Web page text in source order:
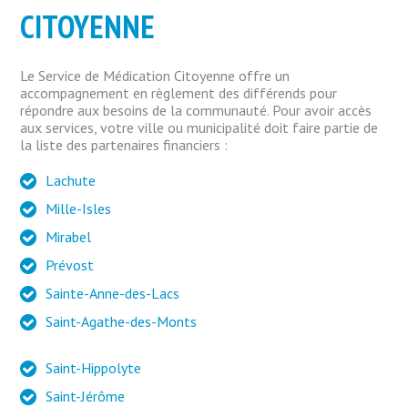
CITOYENNE
Le Service de Médication Citoyenne offre un
accompagnement en règlement des différends pour
répondre aux besoins de la communauté. Pour avoir accès
aux services, votre ville ou municipalité doit faire partie de
la liste des partenaires financiers :
Lachute
Mille-Isles
Mirabel
Prévost
Sainte-Anne-des-Lacs
Saint-Agathe-des-Monts
Saint-Hippolyte
Saint-Jérôme